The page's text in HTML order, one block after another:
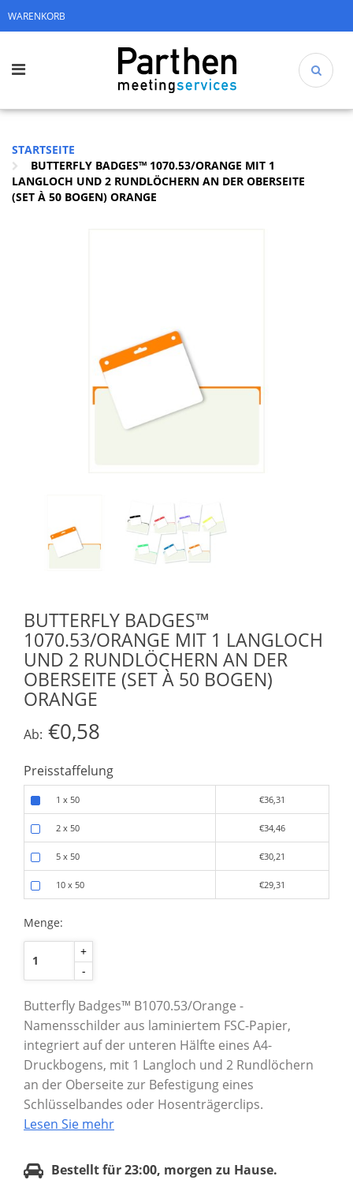
WARENKORB
STARTSEITE
BUTTERFLY BADGES™ 1070.53/ORANGE MIT 1
LANGLOCH UND 2 RUNDLÖCHERN AN DER OBERSEITE
(SET À 50 BOGEN) ORANGE
BUTTERFLY BADGES™
1070.53/ORANGE MIT 1 LANGLOCH
UND 2 RUNDLÖCHERN AN DER
OBERSEITE (SET À 50 BOGEN)
ORANGE
Ab: €0,58
Preisstaffelung
1 x 50 €36,31
2 x 50 €34,46
5 x 50 €30,21
10 x 50 €29,31
Menge:
+
-
Butterfly Badges™ B1070.53/Orange -
Namensschilder aus laminiertem FSC-Papier,
integriert auf der unteren Hälfte eines A4-
Druckbogens, mit 1 Langloch und 2 Rundlöchern
an der Oberseite zur Befestigung eines
Schlüsselbandes oder Hosenträgerclips.
Lesen Sie mehr
Bestellt für 23:00, morgen zu Hause.